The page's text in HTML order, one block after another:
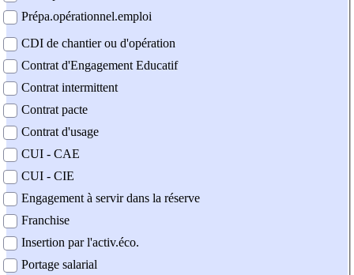
Prépa.opérationnel.emploi
CDI de chantier ou d'opération
Contrat d'Engagement Educatif
Contrat intermittent
Contrat pacte
Contrat d'usage
CUI - CAE
CUI - CIE
Engagement à servir dans la réserve
Franchise
Insertion par l'activ.éco.
Portage salarial